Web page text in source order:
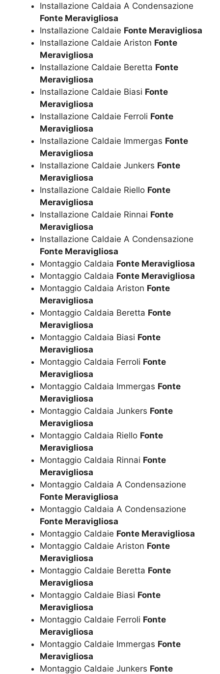
Installazione Caldaia A Condensazione
Fonte Meravigliosa
Installazione Caldaie Fonte Meravigliosa
Installazione Caldaie Ariston Fonte
Meravigliosa
Installazione Caldaie Beretta Fonte
Meravigliosa
Installazione Caldaie Biasi Fonte
Meravigliosa
Installazione Caldaie Ferroli Fonte
Meravigliosa
Installazione Caldaie Immergas Fonte
Meravigliosa
Installazione Caldaie Junkers Fonte
Meravigliosa
Installazione Caldaie Riello Fonte
Meravigliosa
Installazione Caldaie Rinnai Fonte
Meravigliosa
Installazione Caldaie A Condensazione
Fonte Meravigliosa
Montaggio Caldaia Fonte Meravigliosa
Montaggio Caldaia Fonte Meravigliosa
Montaggio Caldaia Ariston Fonte
Meravigliosa
Montaggio Caldaia Beretta Fonte
Meravigliosa
Montaggio Caldaia Biasi Fonte
Meravigliosa
Montaggio Caldaia Ferroli Fonte
Meravigliosa
Montaggio Caldaia Immergas Fonte
Meravigliosa
Montaggio Caldaia Junkers Fonte
Meravigliosa
Montaggio Caldaia Riello Fonte
Meravigliosa
Montaggio Caldaia Rinnai Fonte
Meravigliosa
Montaggio Caldaia A Condensazione
Fonte Meravigliosa
Montaggio Caldaia A Condensazione
Fonte Meravigliosa
Montaggio Caldaie Fonte Meravigliosa
Montaggio Caldaie Ariston Fonte
Meravigliosa
Montaggio Caldaie Beretta Fonte
Meravigliosa
Montaggio Caldaie Biasi Fonte
Meravigliosa
Montaggio Caldaie Ferroli Fonte
Meravigliosa
Montaggio Caldaie Immergas Fonte
Meravigliosa
Montaggio Caldaie Junkers Fonte